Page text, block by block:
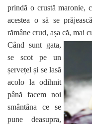
prindă o crustă maronie,
acestea o să se
rămâne crud, așa că, mai
Când sunt gata,
se scot pe un
șervețel și se lasă
acolo la odihnit
până facem noi
smântâna ce se
pune deasupra,